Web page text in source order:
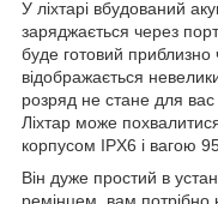
У ліхтарі вбудований
заряджається через
буде готовий приблизно
відображається
розряд не стане для вас
Ліхтар може
корпусом IPX6 і вагою
Він дуже простий в
ремінцем, вам потрібно